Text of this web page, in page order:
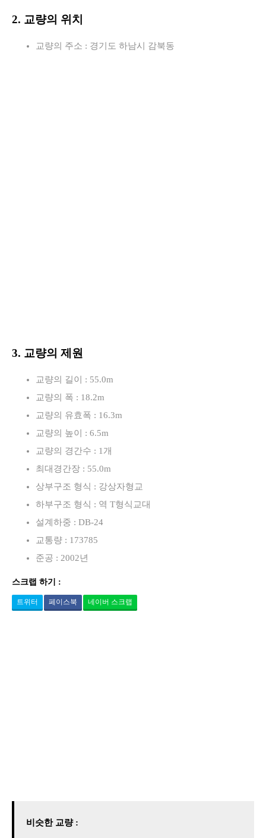
2. 교량의 위치
교량의 주소 : 경기도 하남시 감북동
3. 교량의 제원
교량의 길이 : 55.0m
교량의 폭 : 18.2m
교량의 유효폭 : 16.3m
교량의 높이 : 6.5m
교량의 경간수 : 1개
최대경간장 : 55.0m
상부구조 형식 : 강상자형교
하부구조 형식 : 역 T형식교대
설계하중 : DB-24
교통량 : 173785
준공 : 2002년
스크랩 하기 :
트위터 페이스북 네이버 스크랩
비슷한 교량 :